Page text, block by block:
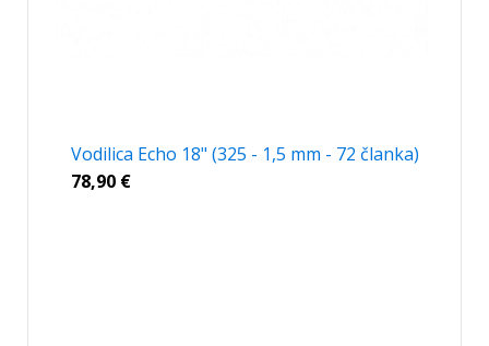
Vodilica Echo 18" (325 - 1,5 mm - 72 članka)
78,90 €